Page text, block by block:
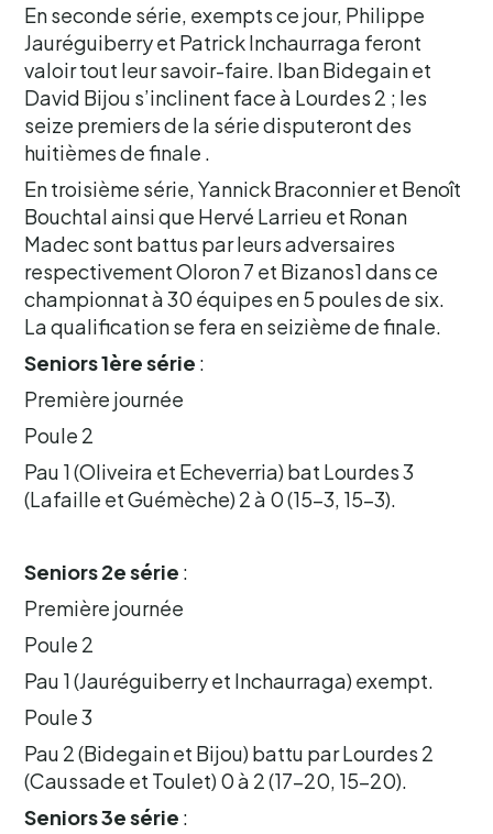
En seconde série, exempts ce jour, Philippe
Jauréguiberry et Patrick Inchaurraga feront
valoir tout leur savoir-faire. Iban Bidegain et
David Bijou s’inclinent face à Lourdes 2 ; les
seize premiers de la série disputeront des
huitièmes de finale .
En troisième série, Yannick Braconnier et Benoît
Bouchtal ainsi que Hervé Larrieu et Ronan
Madec sont battus par leurs adversaires
respectivement Oloron 7 et Bizanos1 dans ce
championnat à 30 équipes en 5 poules de six.
La qualification se fera en seizième de finale.
Seniors 1ère série :
Première journée
Poule 2
Pau 1 (Oliveira et Echeverria) bat Lourdes 3
(Lafaille et Guémèche) 2 à 0 (15-3, 15-3).
Seniors 2e série :
Première journée
Poule 2
Pau 1 (Jauréguiberry et Inchaurraga) exempt.
Poule 3
Pau 2 (Bidegain et Bijou) battu par Lourdes 2
(Caussade et Toulet) 0 à 2 (17-20, 15-20).
Seniors 3e série :